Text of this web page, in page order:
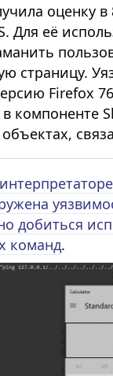
оценку в
Для её
страницу.
Firefox
компоненте
добиться
команд.